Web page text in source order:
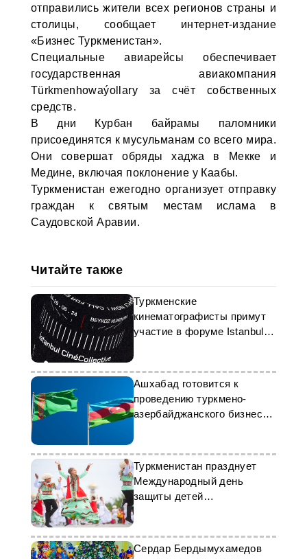
отправились жители всех регионов страны и
столицы, сообщает интернет-издание
«Бизнес Туркменистан».
Специальные авиарейсы обеспечивает
государственная авиакомпания
Türkmenhowaýollary за счёт собственных
средств.
В дни Курбан байрамы паломники
присоединятся к мусульманам со всего мира.
Они совершат обряды хаджа в Мекке и
Медине, включая поклонение у Каабы.
Туркменистан ежегодно организует отправку
граждан к святым местам ислама в
Саудовской Аравии.
Читайте также
Туркменские
кинематографисты примут
участие в форуме Istanbul
Ашхабад готовится к
проведению туркмено-
азербайджанского бизнес-
Туркменистан празднует
Международный день
защиты детей
масштабными
мероприятиями при
поддержке ЮНИСЕФ
Сердар Бердымухамедов